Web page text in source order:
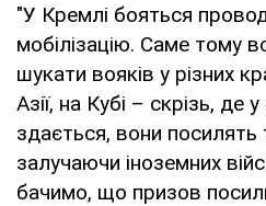
"У Кремлі бояться
мобілізацію. Саме тому
шукати вояків у різних
Азії, на Кубі – скрізь, де
здається, вони
залучаючи іноземних
бачимо, що призов